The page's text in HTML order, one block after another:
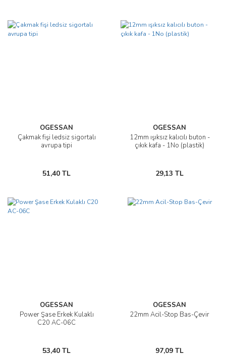
OGESSAN
Çakmak fişi ledsiz sigortalı
avrupa tipi
51,40 TL
OGESSAN
12mm ışıksız kalıcılı buton -
çıkık kafa - 1No (plastik)
29,13 TL
OGESSAN
Power Şase Erkek Kulaklı
C20 AC-06C
53,40 TL
OGESSAN
22mm Acil-Stop Bas-Çevir
97,09 TL